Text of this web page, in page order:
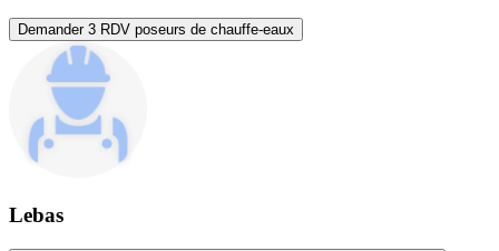
Demander 3 RDV poseurs de chauffe-eaux
Lebas